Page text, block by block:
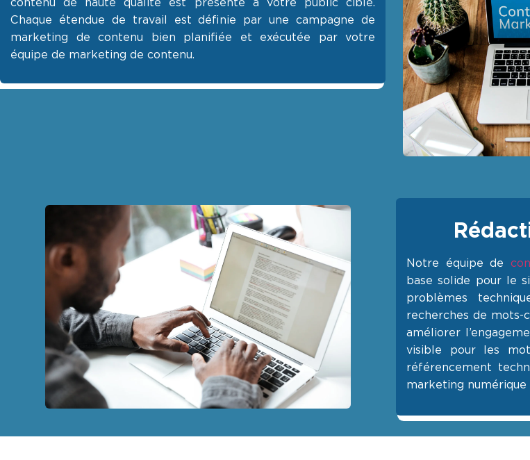
Chaque étendue de travail est définie par une campagne de
marketing de contenu bien planifiée et exécutée par votre
équipe de marketing de contenu.
Notre équipe de
base solide pour le
problèmes
recherches de mots-
améliorer
visible pour les
référencement
marketing